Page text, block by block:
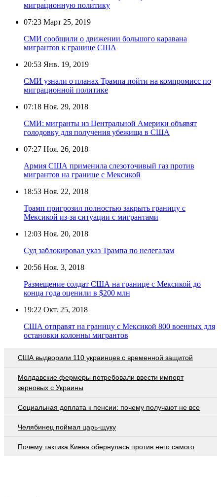
миграционную политику
07:23 Март 25, 2019
СМИ сообщили о движении большого каравана
мигрантов к границе США
20:53 Янв. 19, 2019
СМИ узнали о планах Трампа пойти на компромисс по
миграционной политике
07:18 Ноя. 29, 2018
СМИ: мигранты из Центральной Америки объявят
голодовку для получения убежища в США
07:27 Ноя. 26, 2018
Армия США применила слезоточивый газ против
мигрантов на границе с Мексикой
18:53 Ноя. 22, 2018
Трамп пригрозил полностью закрыть границу с
Мексикой из-за ситуации с мигрантами
12:03 Ноя. 20, 2018
Суд заблокировал указ Трампа по нелегалам
20:56 Ноя. 3, 2018
Размещение солдат США на границе с Мексикой до
конца года оценили в $200 млн
19:22 Окт. 25, 2018
США отправят на границу с Мексикой 800 военных для
остановки колонны мигрантов
США выдворили 110 украинцев с временной защитой
Молдавские фермеры потребовали ввести импорт
зерновых с Украины
Социальная доплата к пенсии: почему получают не все
Челябинец поймал царь-щуку
Почему тактика Киева обернулась против него самого